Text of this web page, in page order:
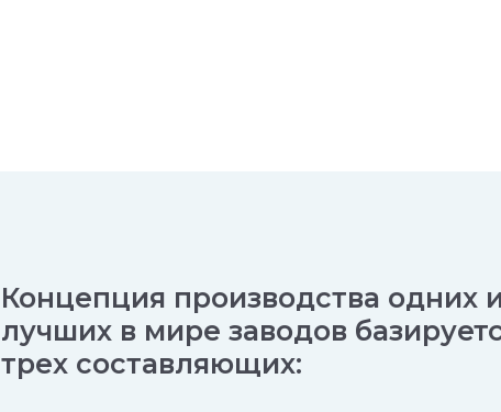
Концепция производства одних
лучших в мире заводов
трех составляющих: